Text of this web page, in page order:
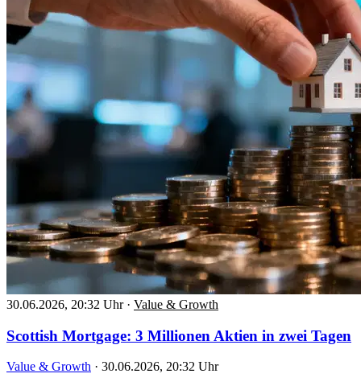
30.06.2026, 20:32 Uhr · Value & Growth
Scottish Mortgage: 3 Millionen Aktien in zwei Tagen
Value & Growth · 30.06.2026, 20:32 Uhr